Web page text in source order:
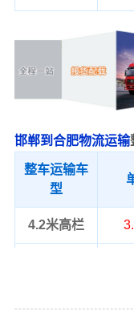
邯郸到合肥物流运输
整车运输车
型
4.2米高栏